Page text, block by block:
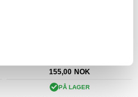
155,00 NOK
PÅ LAGER